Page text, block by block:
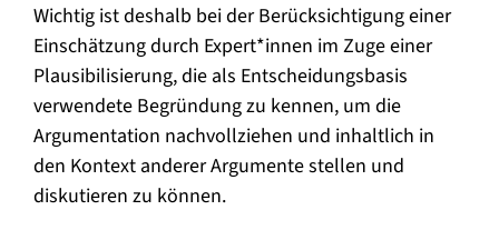
Wichtig ist deshalb bei der Berücksichtigung einer
Einschätzung durch Expert*innen im Zuge einer
Plausibilisierung, die als Entscheidungsbasis
verwendete Begründung zu kennen, um die
Argumentation nachvollziehen und inhaltlich in
den Kontext anderer Argumente stellen und
diskutieren zu können.